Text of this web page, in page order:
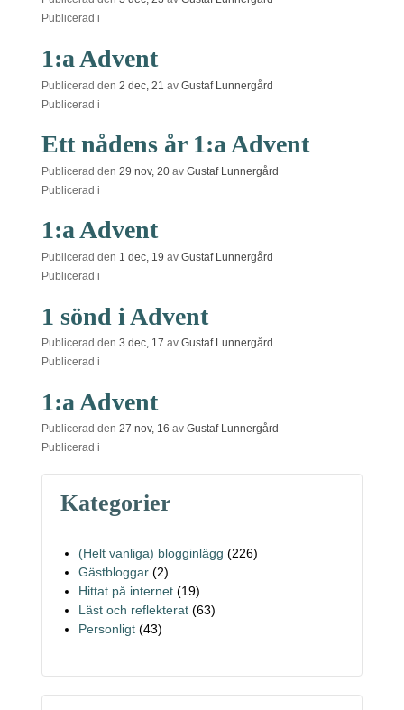
Publicerad i
1:a Advent
Publicerad den 2 dec, 21 av Gustaf Lunnergård
Publicerad i
Ett nådens år 1:a Advent
Publicerad den 29 nov, 20 av Gustaf Lunnergård
Publicerad i
1:a Advent
Publicerad den 1 dec, 19 av Gustaf Lunnergård
Publicerad i
1 sönd i Advent
Publicerad den 3 dec, 17 av Gustaf Lunnergård
Publicerad i
1:a Advent
Publicerad den 27 nov, 16 av Gustaf Lunnergård
Publicerad i
Kategorier
(Helt vanliga) blogginlägg (226)
Gästbloggar (2)
Hittat på internet (19)
Läst och reflekterat (63)
Personligt (43)